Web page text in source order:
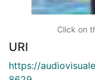
Click on
URI
https://